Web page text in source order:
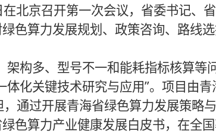
北京召开第一次会议，省委书记、
色算力发展规划、政策咨询、路线
构多、型号不一和能耗指标核算等
化关键技术研究与应用”。项目由
通过开展青海省绿色算力发展策略
色算力产业健康发展白皮书，在全